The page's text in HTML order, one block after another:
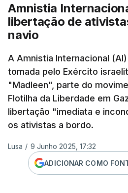
Amnistia
libertação de
navio
A Amnistia Internacional
tomada pelo Exército
"Madleen", parte do
Flotilha da Liberdade em
libertação "imediata e
os ativistas a bordo.
Lusa / 9 Junho 2025, 17:32
ADICIONAR COMO